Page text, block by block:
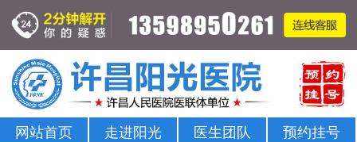
在线咨询男科问题-许昌男科医院-许昌治疗男科比较正规的医院
网站首页 走进阳光 医生团队
预约挂号